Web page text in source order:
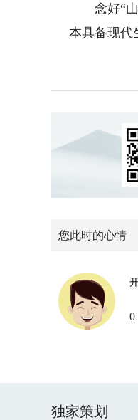
念好“山
本具备现代
您此时的心情
0
独家策划